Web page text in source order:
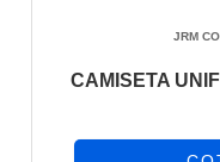
JRM
CAMISETA